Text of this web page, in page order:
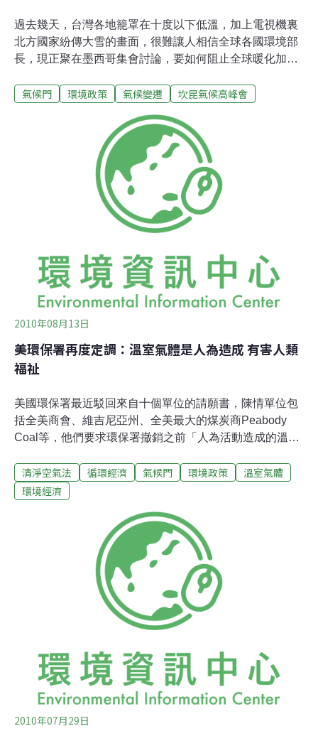
過去幾天，台灣各地籠罩在十度以下低溫，加上電視機裏
北方國家紛傳大雪的畫面，很難讓人相信全球各國環境部
長，現正聚在墨西哥集會討論，要如何阻止全球暖化加
得不多，且大部份時間還在收拾去年哥本哈根會議失敗的
興趣其實並不太大。找新聞 不顧真相但與其讓媒體冷淡處
理，也比其刻意誤導引發討論要好。以揭露「地球邁向小
冰河期」研究、追蹤「氣候門醜聞」不遺餘力英國報紙
《每日電訊報(Daily Telegraph)》，八日就從坎昆發了一
則新聞，指即使大家都說氣候變遷，但全球的冰河依舊持
續成長著(原標題：Glaciers increasing despite climate
change, *1)台灣有些報紙的外電編譯是《每日電訊報》的
全版就知道，《每日電訊報》的影響
氣候門 環境政策 氣候變遷 坎昆氣候高峰會
2010年08月13日
美環保署再度定調：溫室氣體是人為造成 有害人類
福祉
美國環保署最近駁回來自十個單位的請願書，陳情單位包
括全美商會、維吉尼亞州、全美最大的煤炭商Peabody
Coal等，他們要求環保署撤銷之前「人為活動造成的溫室
保署確認人為活動所排放的溫室氣體導致氣候變遷，是確
實且正在發生的，並且危害人類健康及自然環境。這樣的
的排放。但請願團體主張氣候科學不可信，並強調讓
IPCC、美國國家科學院、美國全球氣候變遷研究成果受質
疑的「氣候門」事件。不過，環保署7月29日正式公告：
經過數月認真審核請願內容和氣候變遷實情後，他們找不
到支持該訴願的證據；相反地，環保署更告明確表示「氣
候暖化是確實可信、真實的，也在持續加劇中」。美國環
保署署長潔克森(Lisa Jackson)表示，「我們的根據是來自
清淨空氣法 循環經濟 氣候門 環境政策
溫室氣體
環境經濟
2010年07月29日